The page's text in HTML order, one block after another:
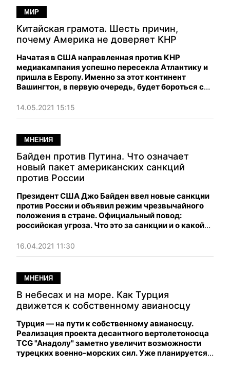
МИР
Китайская грамота. Шесть причин,
почему Америка не доверяет КНР
Начатая в США направленная ​​против КНР
медиакампания успешно пересекла Атлантику и
пришла в Европу. Именно за этот континент
Вашингтон, в первую очередь, будет бороться с
14.05.2021 15:15
МНЕНИЯ
Байден против Путина. Что означает
новый пакет американских санкций
против России
Президент США Джо Байден ввел новые санкции
против России и объявил режим чрезвычайного
положения в стране. Официальный повод:
российская угроза. Что это за санкции и о какой
16.04.2021 11:30
МНЕНИЯ
В небесах и на море. Как Турция
движется к собственному авианосцу
Турция — на пути к собственному авианосцу.
Реализация проекта десантного вертолетоносца
TCG "Анадолу" заметно увеличит возможности
турецких военно-морских сил. Уже планируется